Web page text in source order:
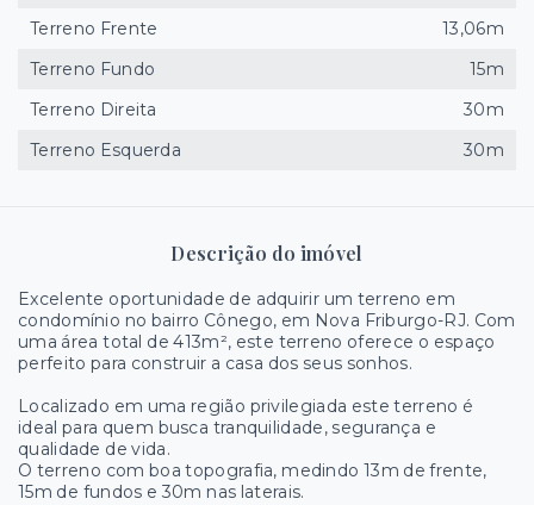
Descrição do imóvel
Excelente oportunidade de adquirir um terreno em
condomínio no bairro Cônego, em Nova Friburgo-RJ. Com
uma área total de 413m², este terreno oferece o espaço
perfeito para construir a casa dos seus sonhos.
Localizado em uma região privilegiada este terreno é
ideal para quem busca tranquilidade, segurança e
qualidade de vida.
O terreno com boa topografia, medindo 13m de frente,
15m de fundos e 30m nas laterais.
Terreno Frente
13,06m
Terreno Fundo
15m
Terreno Direita
30m
Terreno Esquerda
30m